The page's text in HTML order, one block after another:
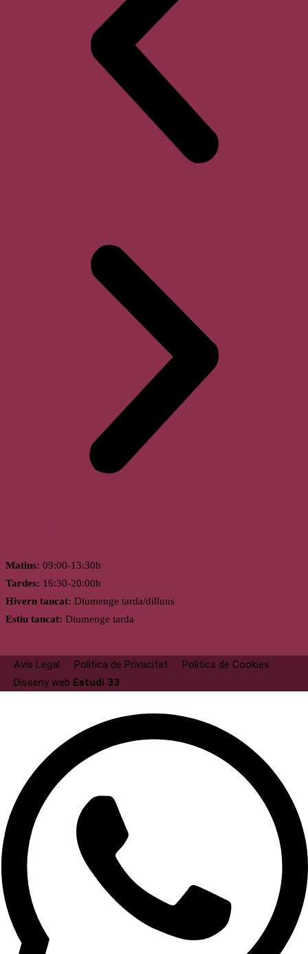
Matins: 09:00-13:30h
Tardes: 16:30-20:00h
Hivern tancat: Diumenge tarda/dilluns
Estiu tancat: Diumenge tarda
Avís Legal Politica de Privacitat
Politica de Cookies
Disseny web Estudi 33